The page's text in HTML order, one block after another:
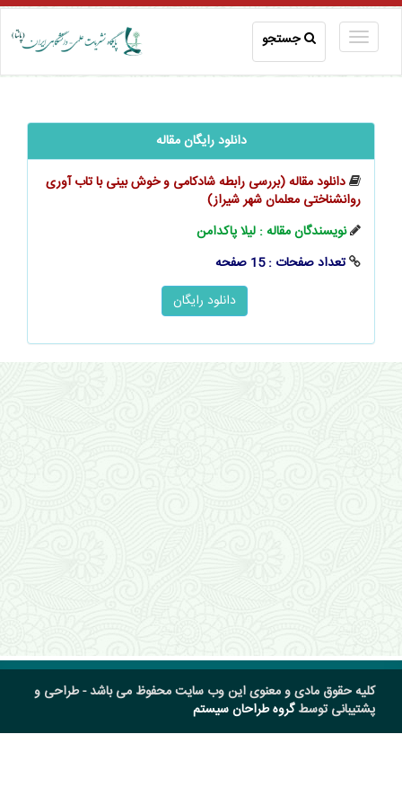
جستجو
دانلود رایگان مقاله
دانلود مقاله (بررسی رابطه شادکامی و خوش بینی با تاب آوری
روانشناختی معلمان شهر شیراز)
نویسندگان مقاله : لیلا پاکدامن
تعداد صفحات : 15 صفحه
کلیه حقوق مادی و معنوی این وب سایت محفوظ می باشد - طراحی و
پشتیبانی توسطگروه طراحان سیستم